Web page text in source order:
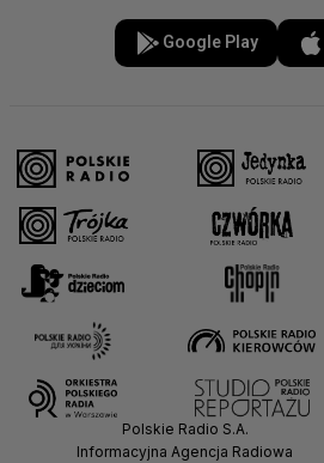
Google Play
Polskie Radio S.A.
Informacyjna Agencja Radiowa